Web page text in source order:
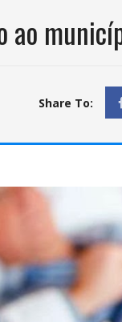
ao
Share To: